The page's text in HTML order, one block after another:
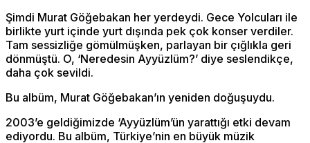
Şimdi Murat Göğebakan her yerdeydi. Gece Yolcuları ile
birlikte yurt içinde yurt dışında pek çok konser verdiler.
Tam sessizliğe gömülmüşken, parlayan bir çığlıkla geri
dönmüştü. O, ‘Neredesin Ayyüzlüm?’ diye seslendikçe,
daha çok sevildi.
Bu albüm, Murat Göğebakan’ın yeniden doğuşuydu.
2003’e geldiğimizde ‘Ayyüzlüm’ün yarattığı etki devam
ediyordu. Bu albüm, Türkiye’nin en büyük müzik